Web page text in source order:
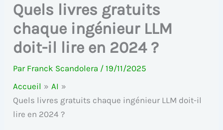
Quels livres gratuits
chaque ingénieur LLM
doit-il lire en 2024 ?
Par Franck Scandolera /19/11/2025
Accueil
AI
Quels livres gratuits chaque ingénieur LLM doit-il
lire en 2024 ?